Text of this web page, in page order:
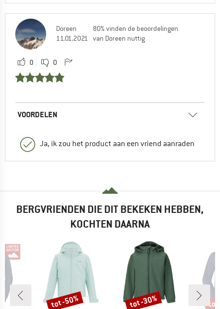
Doreen
11.01.2021
80% vinden de beoordelingen
van Doreen nuttig
0 0
VOORDELEN
Ja, ik zou het product aan een vriend aanraden
BERGVRIENDEN DIE DIT BEKEKEN HEBBEN,
KOCHTEN DAARNA
Korting
tot -50% Korting
tot -30% tot